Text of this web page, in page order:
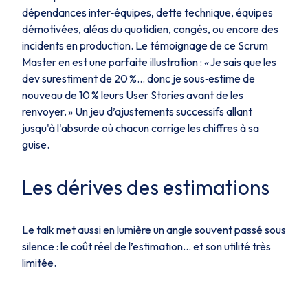
dépendances inter‑équipes, dette technique, équipes
démotivées, aléas du quotidien, congés, ou encore des
incidents en production. Le témoignage de ce Scrum
Master en est une parfaite illustration : « Je sais que les
dev surestiment de 20 %… donc je sous‑estime de
nouveau de 10 % leurs User Stories avant de les
renvoyer. » Un jeu d’ajustements successifs allant
jusqu'à l'absurde où chacun corrige les chiffres à sa
guise.
Les dérives des estimations
Le talk met aussi en lumière un angle souvent passé sous
silence : le coût réel de l’estimation… et son utilité très
limitée.